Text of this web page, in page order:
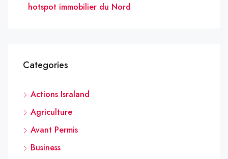
hotspot immobilier du Nord
Categories
Actions Israland
Agriculture
Avant Permis
Business